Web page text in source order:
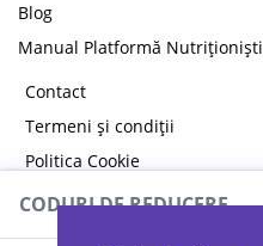
Blog
Manual Platformă Nutriționiști
Contact
Termeni și condiții
Politica Cookie
Politica de confidențialitate
CODURI DE REDUCERE